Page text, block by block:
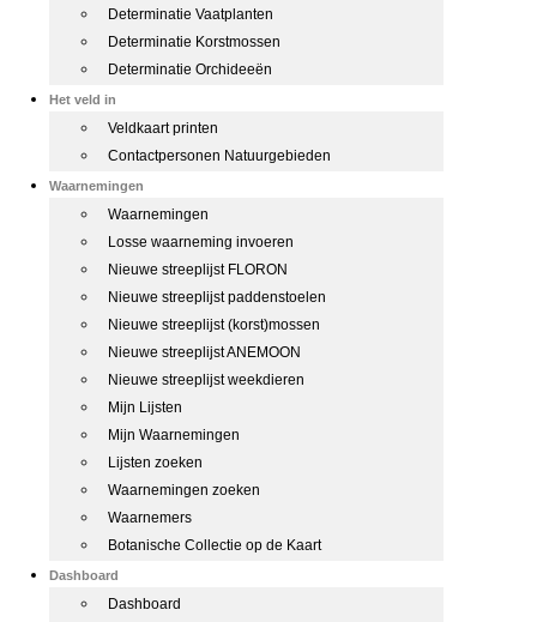
Determinatie Vaatplanten
Determinatie Korstmossen
Determinatie Orchideeën
Het veld in
Veldkaart printen
Contactpersonen Natuurgebieden
Waarnemingen
Waarnemingen
Losse waarneming invoeren
Nieuwe streeplijst FLORON
Nieuwe streeplijst paddenstoelen
Nieuwe streeplijst (korst)mossen
Nieuwe streeplijst ANEMOON
Nieuwe streeplijst weekdieren
Mijn Lijsten
Mijn Waarnemingen
Lijsten zoeken
Waarnemingen zoeken
Waarnemers
Botanische Collectie op de Kaart
Dashboard
Dashboard